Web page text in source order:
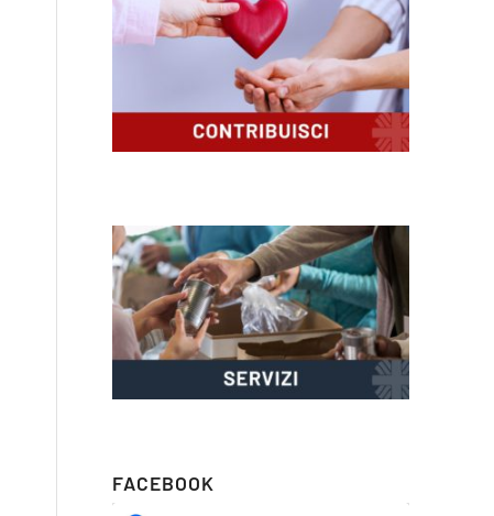
FACEBOOK